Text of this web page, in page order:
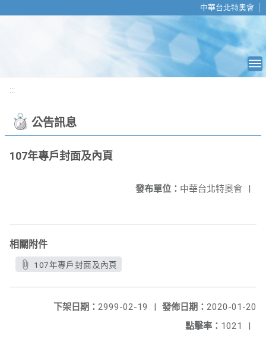
中華台北特奧會
:::
公告訊息
107年專戶封面及內頁
發布單位： 中華台北特奧會 |
相關附件
107年專戶封面及內頁
發佈日期： 2020-01-20
下架日期： 2999-02-19
|
點擊率： 1021 |